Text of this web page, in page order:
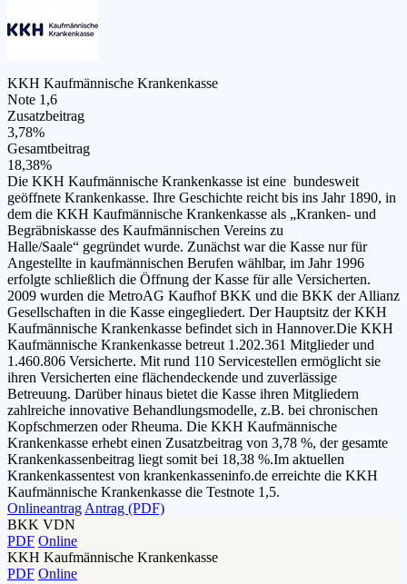
KKH Kaufmännische Krankenkasse
Note 1,6
Zusatzbeitrag
3,78%
Gesamtbeitrag
18,38%
Die KKH Kaufmännische Krankenkasse ist eine bundesweit
geöffnete Krankenkasse. Ihre Geschichte reicht bis ins Jahr 1890, in
dem die KKH Kaufmännische Krankenkasse als „Kranken- und
Begräbniskasse des Kaufmännischen Vereins zu
Halle/Saale“ gegründet wurde. Zunächst war die Kasse nur für
Angestellte in kaufmännischen Berufen wählbar, im Jahr 1996
erfolgte schließlich die Öffnung der Kasse für alle Versicherten.
2009 wurden die MetroAG Kaufhof BKK und die BKK der Allianz
Gesellschaften in die Kasse eingegliedert. Der Hauptsitz der KKH
Kaufmännische Krankenkasse befindet sich in Hannover.Die KKH
Kaufmännische Krankenkasse betreut 1.202.361 Mitglieder und
1.460.806 Versicherte. Mit rund 110 Servicestellen ermöglicht sie
ihren Versicherten eine flächendeckende und zuverlässige
Betreuung. Darüber hinaus bietet die Kasse ihren Mitgliedern
zahlreiche innovative Behandlungsmodelle, z.B. bei chronischen
Kopfschmerzen oder Rheuma. Die KKH Kaufmännische
Krankenkasse erhebt einen Zusatzbeitrag von 3,78 %, der gesamte
Krankenkassenbeitrag liegt somit bei 18,38 %.Im aktuellen
Krankenkassentest von krankenkasseninfo.de erreichte die KKH
Kaufmännische Krankenkasse die Testnote 1,5.
Onlineantrag Antrag (PDF)
BKK VDN
PDF Online
KKH Kaufmännische Krankenkasse
PDF Online